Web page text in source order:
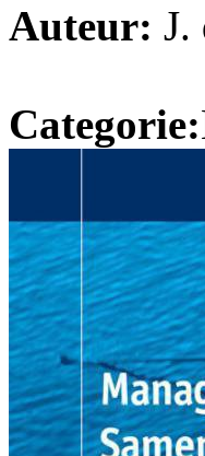
Auteur: J.
Categorie: